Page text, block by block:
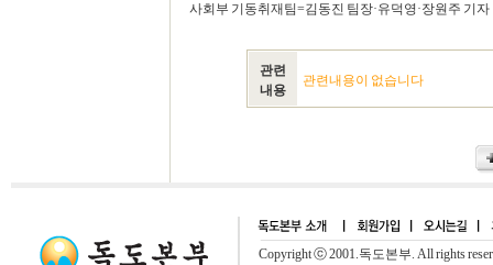
사회부 기동취재팀=김동진 팀장·유덕영·장원주 기자
관련
내용
관련내용이 없습니다
Copyright ⓒ 2001.독도본부. All rights